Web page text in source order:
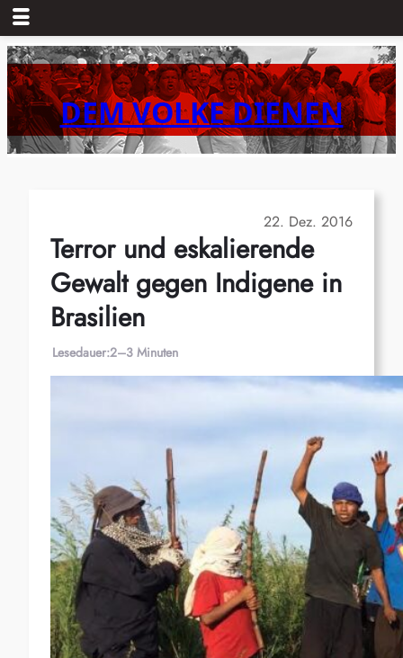
Zum
Inhalt
springenDEM VOLKE DIENEN
22. Dez. 2016
Terror und eskalierende
Gewalt gegen Indigene in
Brasilien
Lesedauer:2–3 Minuten